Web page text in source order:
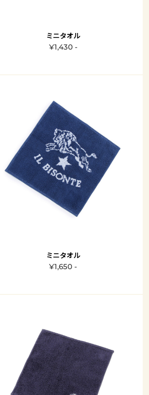
ミニタオル
¥1,430 -
ミニタオル
¥1,650 -